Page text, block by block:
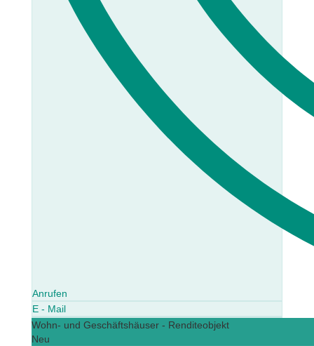
Anrufen
E - Mail
Wohn- und Geschäftshäuser - Renditeobjekt
Neu